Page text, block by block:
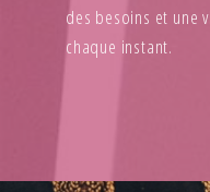
des besoins et une
chaque instant.